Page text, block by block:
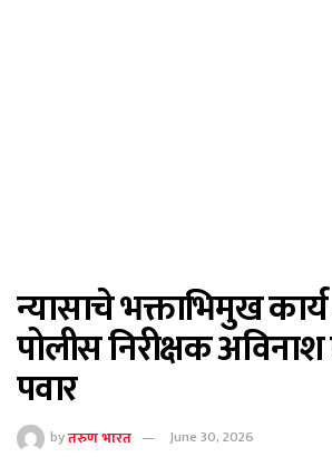
न्यासाचे भक्ताभिमुख
पोलीस निरीक्षक
पवार
byतरुण भारत June 30, 2026